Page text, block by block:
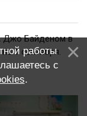
Джо Байденом в
1 сентября.
работы
с
.